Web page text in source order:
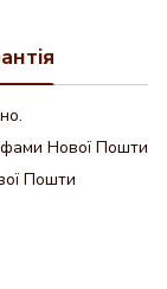
Нової Пошти
Пошти